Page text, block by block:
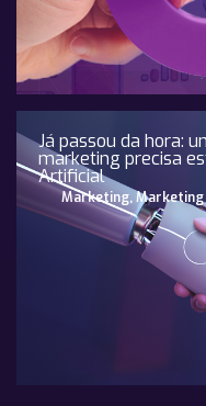
Já passou da hora:
marketing precisa
Artificial
Marketing,